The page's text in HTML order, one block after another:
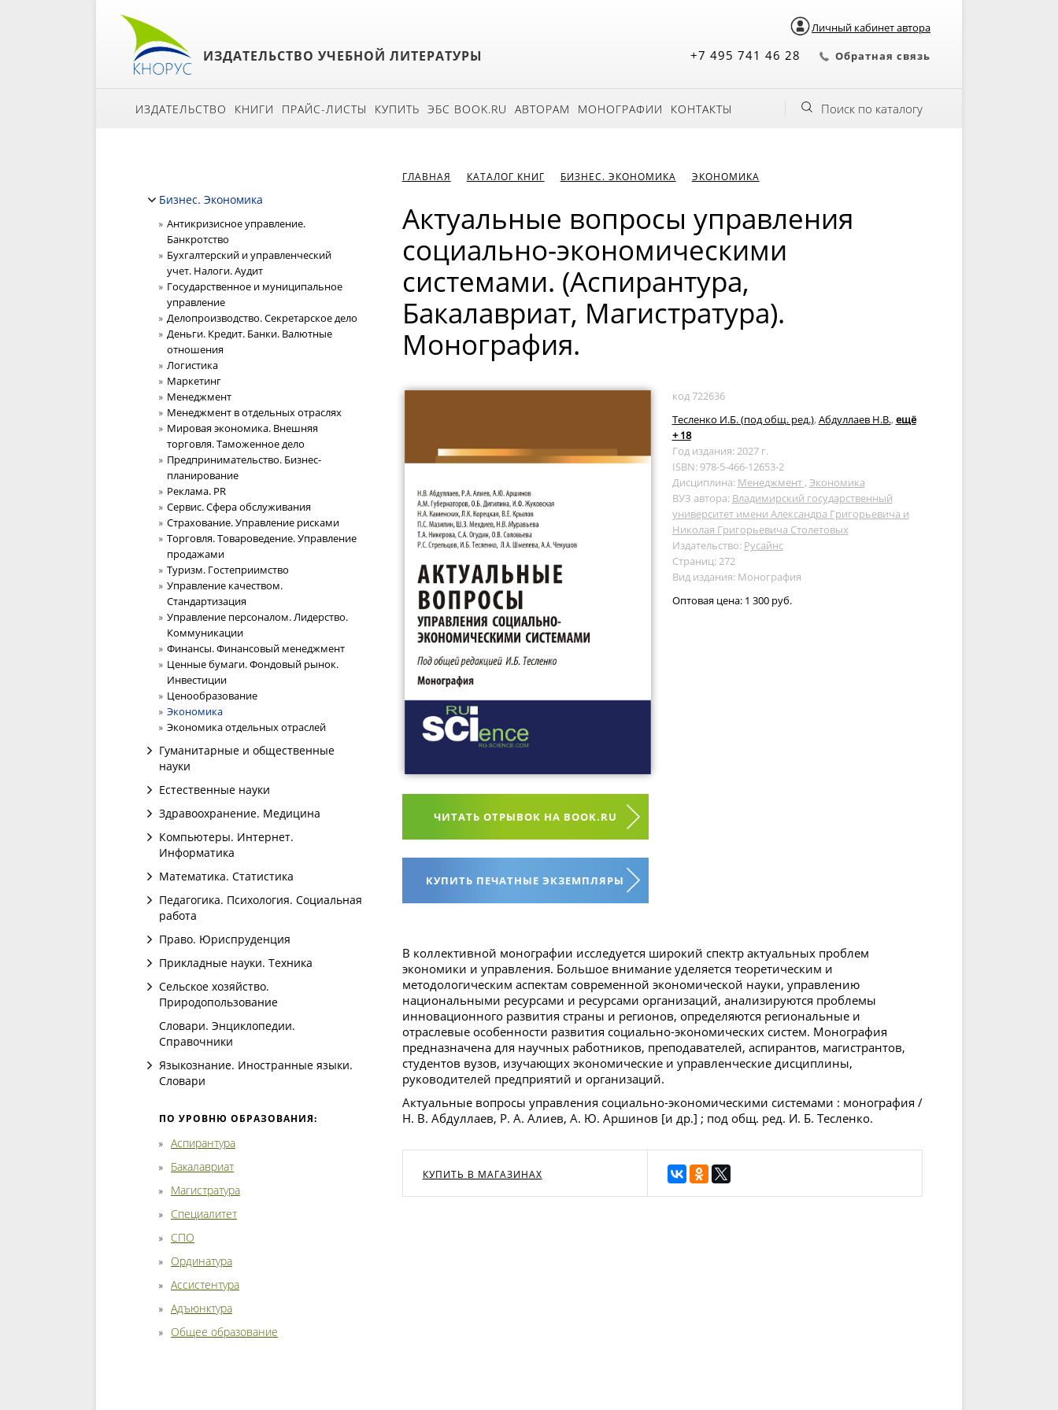
Личный кабинет автора
ИЗДАТЕЛЬСТВО УЧЕБНОЙ ЛИТЕРАТУРЫ +7 495 741 46 28 Обратная связь
ИЗДАТЕЛЬСТВО КНИГИ ПРАЙС-ЛИСТЫ КУПИТЬ ЭБС BOOK.RU АВТОРАМ МОНОГРАФИИ КОНТАКТЫ Поиск по каталогу
Бизнес. Экономика
Антикризисное управление.
Банкротство
Бухгалтерский и управленческий
учет. Налоги. Аудит
Государственное и муниципальное
управление
Делопроизводство. Секретарское дело
Деньги. Кредит. Банки. Валютные
отношения
Логистика
Маркетинг
Менеджмент
Менеджмент в отдельных отраслях
Мировая экономика. Внешняя
торговля. Таможенное дело
Предпринимательство. Бизнес-
планирование
Реклама. PR
Сервис. Сфера обслуживания
Страхование. Управление рисками
Торговля. Товароведение. Управление
продажами
Туризм. Гостеприимство
Управление качеством.
Стандартизация
Управление персоналом. Лидерство.
Коммуникации
Финансы. Финансовый менеджмент
Ценные бумаги. Фондовый рынок.
Инвестиции
Ценообразование
Экономика
Экономика отдельных отраслей
Гуманитарные и общественные
науки
Естественные науки
Здравоохранение. Медицина
Компьютеры. Интернет.
Информатика
Математика. Статистика
Педагогика. Психология. Социальная
работа
Право. Юриспруденция
Прикладные науки. Техника
Сельское хозяйство.
Природопользование
Словари. Энциклопедии.
Справочники
Языкознание. Иностранные языки.
Словари
ПО УРОВНЮ ОБРАЗОВАНИЯ:
Аспирантура
Бакалавриат
Магистратура
Специалитет
СПО
Ординатура
Ассистентура
Адъюнктура
Общее образование
ГЛАВНАЯ КАТАЛОГ КНИГ БИЗНЕС. ЭКОНОМИКА ЭКОНОМИКА
Актуальные вопросы управления
социально-экономическими
системами. (Аспирантура,
Бакалавриат, Магистратура).
Монография.
ЧИТАТЬ ОТРЫВОК НА BOOK.RU
КУПИТЬ ПЕЧАТНЫЕ ЭКЗЕМПЛЯРЫ
код 722636
Тесленко И.Б. (под общ. ред.), Абдуллаев Н.В., ещё
+ 18
Год издания: 2027 г.
ISBN: 978-5-466-12653-2
Дисциплина: Менеджмент , Экономика
ВУЗ автора: Владимирский государственный
университет имени Александра Григорьевича и
Николая Григорьевича Столетовых
Издательство: Русайнс
Страниц: 272
Вид издания: Монография
Оптовая цена: 1 300 руб.
В коллективной монографии исследуется широкий спектр актуальных проблем
экономики и управления. Большое внимание уделяется теоретическим и
методологическим аспектам современной экономической науки, управлению
национальными ресурсами и ресурсами организаций, анализируются проблемы
инновационного развития страны и регионов, определяются региональные и
отраслевые особенности развития социально-экономических систем. Монография
предназначена для научных работников, преподавателей, аспирантов, магистрантов,
студентов вузов, изучающих экономические и управленческие дисциплины,
руководителей предприятий и организаций.
Актуальные вопросы управления социально-экономическими системами : монография /
Н. В. Абдуллаев, Р. А. Алиев, А. Ю. Аршинов [и др.] ; под общ. ред. И. Б. Тесленко.
КУПИТЬ В МАГАЗИНАХ